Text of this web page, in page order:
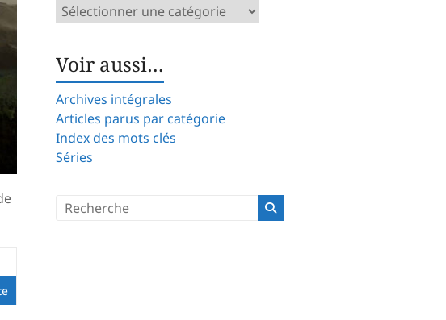
Catégories
Voir aussi…
Archives intégrales
Articles parus par catégorie
Index des mots clés
Séries